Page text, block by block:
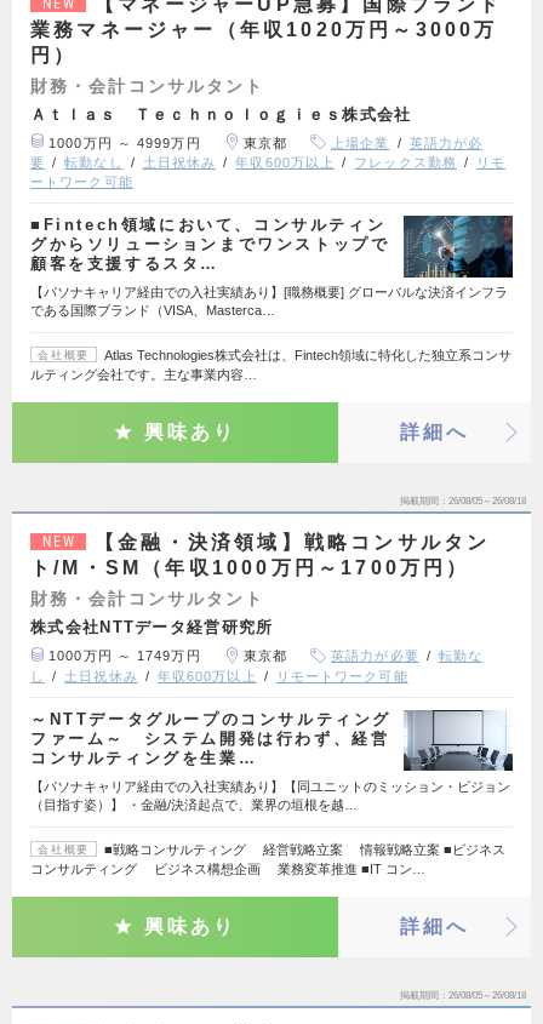
NEW
業務マネージャー（年収1020万円～3000万
円）
財務・会計コンサルタント
Ａｔｌａｓ Ｔｅｃｈｎｏｌｏｇｉｅｓ株式会社
1000万円 ～ 4999万円 東京都 上場企業
英語力が必
要
転勤なし 土日祝休み 年収600万以上 フレックス勤務
リモ
ートワーク可能
■Fintech領域において、コンサルティン
グからソリューションまでワンストップで
顧客を支援するスタ…
【パソナキャリア経由での入社実績あり】[職務概要] グローバルな決済インフラ
である国際ブランド（VISA、Masterca…
会社概要
Atlas Technologies株式会社は、Fintech領域に特化した独立系コンサ
ルティング会社です。主な事業内容…
興味あり 詳細へ
掲載期間 26/08/05～26/08/18
NEW
【金融・決済領域】戦略コンサルタン
ト/M・SM（年収1000万円～1700万円）
財務・会計コンサルタント
株式会社NTTデータ経営研究所
1000万円 ～ 1749万円 東京都 英語力が必要
転勤な
し
土日祝休み 年収600万以上 リモートワーク可能
～NTTデータグループのコンサルティング
ファーム～ システム開発は行わず、経営
コンサルティングを生業…
【パソナキャリア経由での入社実績あり】【同ユニットのミッション・ビジョン
（目指す姿）】 ・金融/決済起点で、業界の垣根を越…
会社概要
■戦略コンサルティング 経営戦略立案 情報戦略立案 ■ビジネス
コンサルティング ビジネス構想企画 業務変革推進 ■IT コン…
興味あり 詳細へ
掲載期間 26/08/05～26/08/18